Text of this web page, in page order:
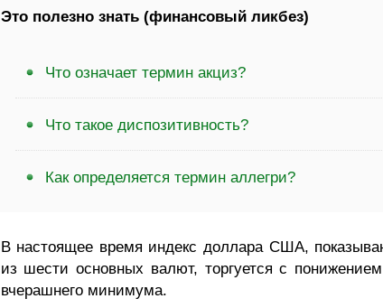
Это полезно знать (финансовый ликбез)
Что означает термин акциз?
Что такое диспозитивность?
Как определяется термин аллегри?
В настоящее время индекс доллара США,
из шести основных валют, торгуется с
вчерашнего минимума.